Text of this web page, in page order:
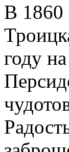
В 1860
году